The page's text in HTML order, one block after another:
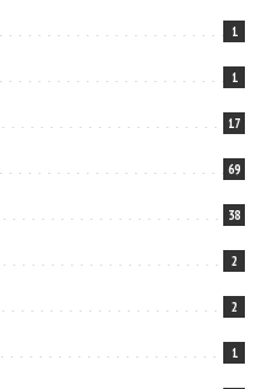
1
1
17
69
38
2
2
1